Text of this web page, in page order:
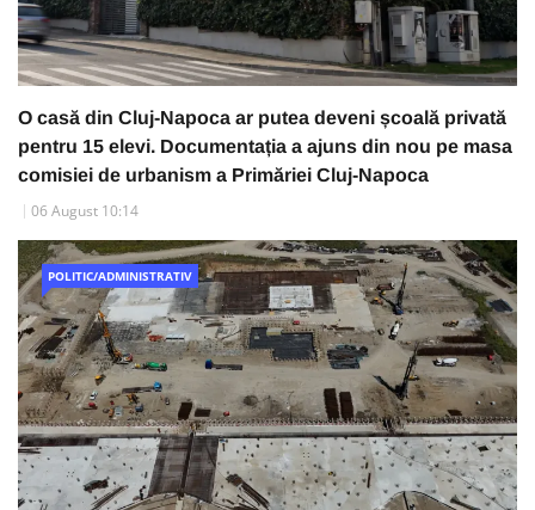
O casă din Cluj-Napoca ar putea deveni școală privată
pentru 15 elevi. Documentația a ajuns din nou pe masa
comisiei de urbanism a Primăriei Cluj-Napoca
06 August 10:14
POLITIC/ADMINISTRATIV